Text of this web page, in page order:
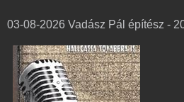
03-08-2026 Vadász Pál építész -